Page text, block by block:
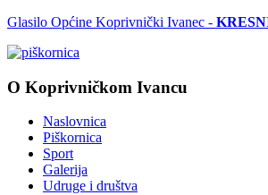
Glasilo Općine Koprivnički Ivanec -
O Koprivničkom Ivancu
Naslovnica
Piškornica
Sport
Galerija
Udruge i društva